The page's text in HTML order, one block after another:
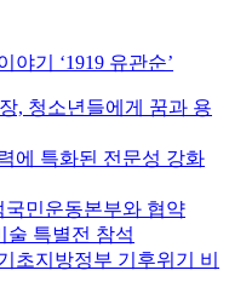
야기 ‘1919 유관순’
, 청소년들에게 꿈과 용
에 특화된 전문성 강화
민운동본부와 협약
술 특별전 참석
초지방정부 기후위기 비